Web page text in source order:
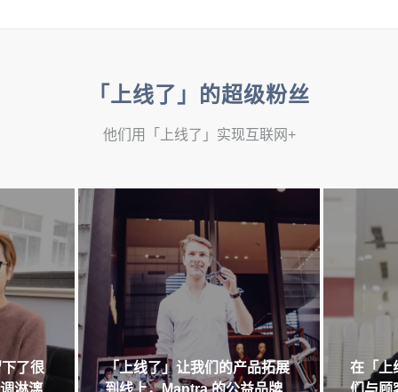
「上线了」的超级粉丝
他们用「上线了」实现互联网+
了很
「上线了」让我们的产品拓展
在「上